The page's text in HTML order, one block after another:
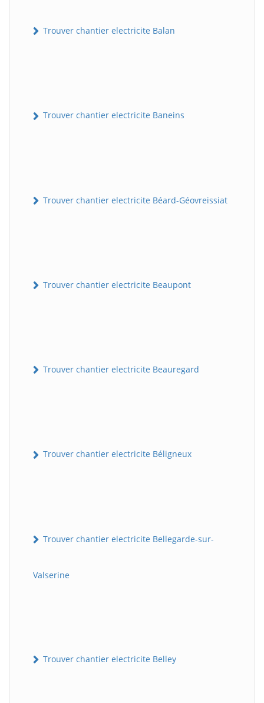
Trouver chantier electricite Balan
Trouver chantier electricite Baneins
Trouver chantier electricite Béard-Géovreissiat
Trouver chantier electricite Beaupont
Trouver chantier electricite Beauregard
Trouver chantier electricite Béligneux
Trouver chantier electricite Bellegarde-sur-
Valserine
Trouver chantier electricite Belley